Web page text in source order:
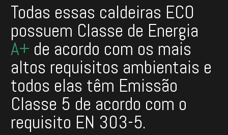
Todas essas caldeiras ECO
possuem Classe de Energia
A+ de acordo com os mais
altos requisitos ambientais e
todos elas têm Emissão
Classe 5 de acordo com o
requisito EN 303-5.